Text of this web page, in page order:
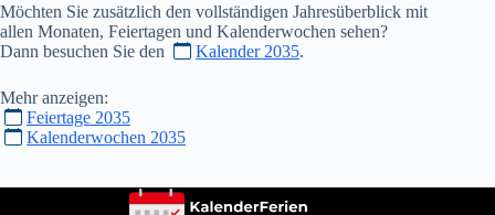
Möchten Sie zusätzlich den vollständigen Jahresüberblick mit
allen Monaten, Feiertagen und Kalenderwochen sehen?
Dann besuchen Sie den
Kalender 2035.
Mehr anzeigen:
Feiertage 2035
Kalenderwochen 2035